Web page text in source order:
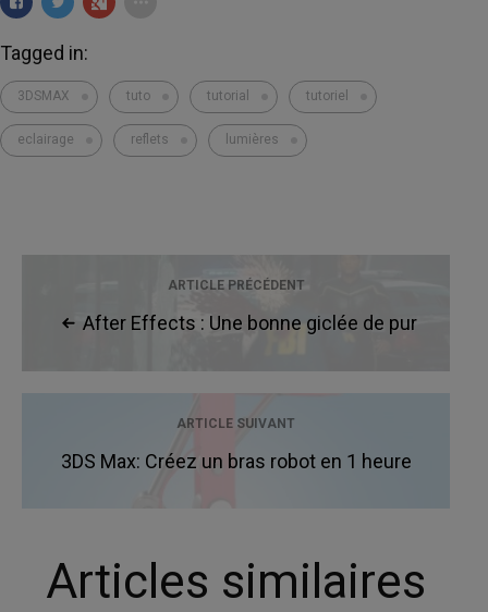
Tagged in:
3DSMAX tuto tutorial tutoriel
eclairage reflets lumières
ARTICLE PRÉCÉDENT
After Effects : Une bonne giclée de pur
ARTICLE SUIVANT
3DS Max: Créez un bras robot en 1 heure
Articles similaires